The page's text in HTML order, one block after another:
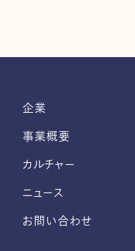
企業
事業概要
カルチャー
ニュース
お問い合わせ